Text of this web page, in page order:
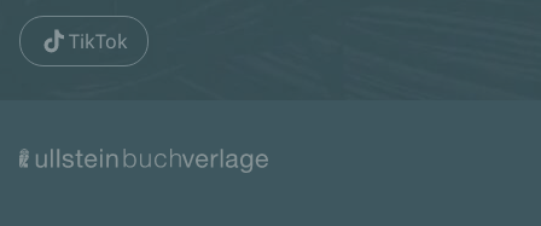
TikTok